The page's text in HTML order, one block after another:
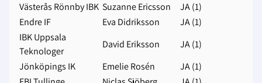
Västerås Rönnby IBK Suzanne Ericsson
JA (1)
Endre IF
Eva Didriksson
JA (1)
IBK Uppsala
Teknologer
David Eriksson
JA (1)
Jönköpings IK
Emelie Rosén
JA (1)